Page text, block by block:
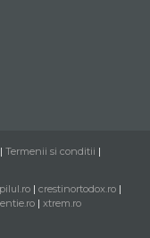
| Termenii si conditii |
| crestinortodox.ro |
| xtrem.ro